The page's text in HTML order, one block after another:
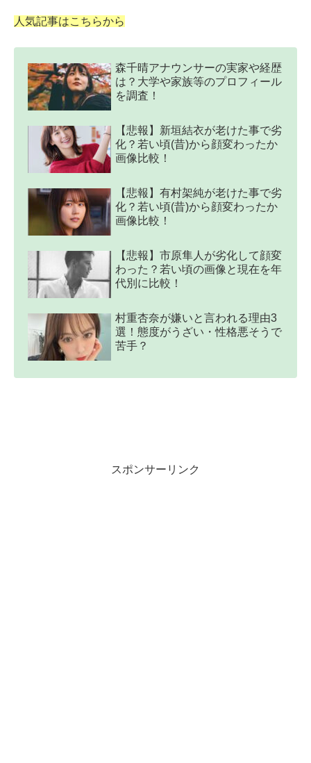
人気記事はこちらから
森千晴アナウンサーの実家や経歴
は？大学や家族等のプロフィール
を調査！
【悲報】新垣結衣が老けた事で劣
化？若い頃(昔)から顔変わったか
画像比較！
【悲報】有村架純が老けた事で劣
化？若い頃(昔)から顔変わったか
画像比較！
【悲報】市原隼人が劣化して顔変
わった？若い頃の画像と現在を年
代別に比較！
村重杏奈が嫌いと言われる理由3
選！態度がうざい・性格悪そうで
苦手？
スポンサーリンク